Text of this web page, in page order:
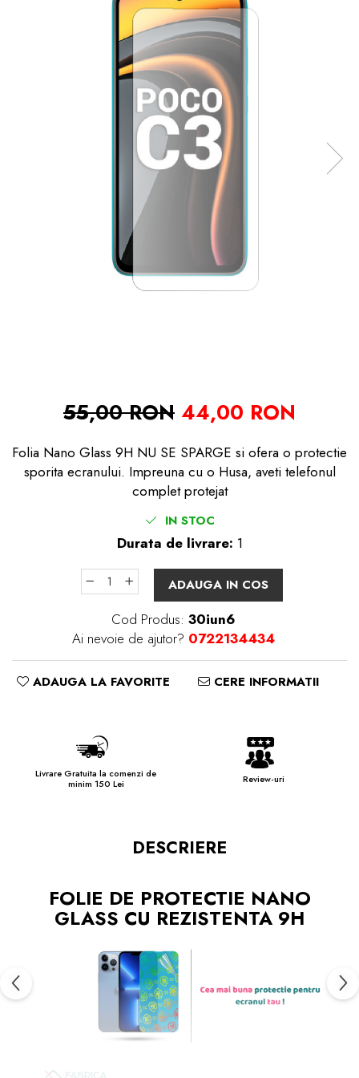
55,00 RON 44,00 RON
Folia Nano Glass 9H NU SE SPARGE si ofera o protectie
sporita ecranului. Impreuna cu o Husa, aveti telefonul
complet protejat
IN STOC
Durata de livrare: 1
ADAUGA IN COS
Cod Produs: 30iun6
Ai nevoie de ajutor? 0722134434
ADAUGA LA FAVORITE CERE INFORMATII
Livrare Gratuita la comenzi de
minim 150 Lei
Review-uri
DESCRIERE
FOLIE DE PROTECTIE NANO
GLASS CU REZISTENTA 9H